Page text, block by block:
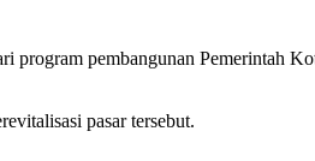
program pembangunan Pemerintah
pasar tersebut.